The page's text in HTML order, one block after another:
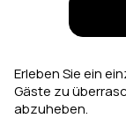
Erleben Sie ein
Gäste zu
abzuheben.